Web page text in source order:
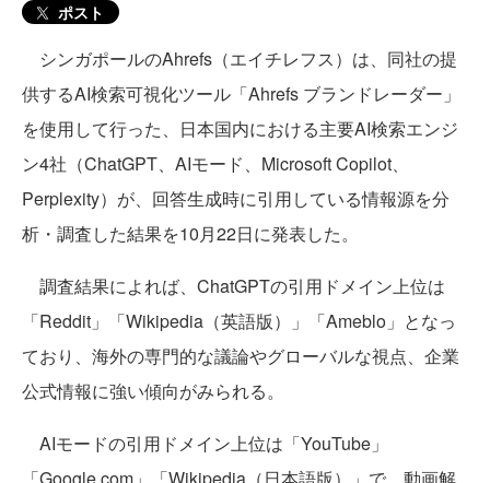
ポスト
シンガポールのAhrefs（エイチレフス）は、同社の提
供するAI検索可視化ツール「Ahrefs ブランドレーダー」
を使用して行った、日本国内における主要AI検索エンジ
ン4社（ChatGPT、AIモード、Microsoft Copilot、
Perplexity）が、回答生成時に引用している情報源を分
析・調査した結果を10月22日に発表した。
調査結果によれば、ChatGPTの引用ドメイン上位は
「Reddit」「Wikipedia（英語版）」「Ameblo」となっ
ており、海外の専門的な議論やグローバルな視点、企業
公式情報に強い傾向がみられる。
AIモードの引用ドメイン上位は「YouTube」